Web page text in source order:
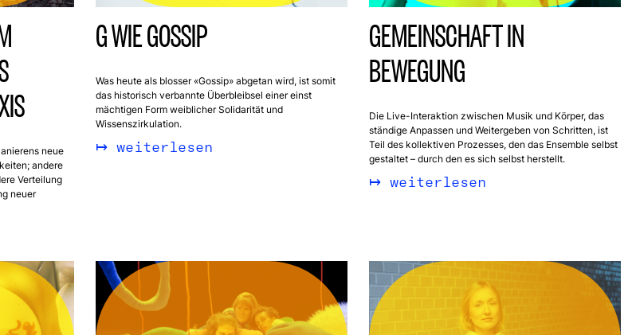
neue
andere
Verteilung
neuer
G WIE GOSSIP
Was heute als blosser «Gossip» abgetan wird, ist somit
das historisch verbannte Überbleibsel einer einst
mächtigen Form weiblicher Solidarität und
Wissenszirkulation.
weiterlesen
GEMEINSCHAFT IN
BEWEGUNG
Die Live-Interaktion zwischen Musik und Körper, das
ständige Anpassen und Weitergeben von Schritten, ist
Teil des kollektiven Prozesses, den das Ensemble selbst
gestaltet – durch den es sich selbst herstellt.
weiterlesen